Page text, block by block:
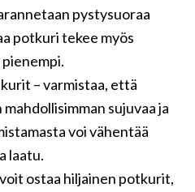
pystysuoraa
potkuri tekee myös
– varmistaa, että
sujuvaa ja
voi vähentää
laatu.
ostaa hiljainen potkurit,